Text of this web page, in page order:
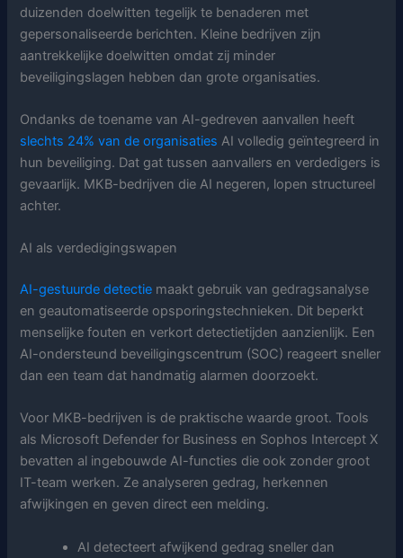
duizenden doelwitten tegelijk te benaderen met
gepersonaliseerde berichten. Kleine bedrijven zijn
aantrekkelijke doelwitten omdat zij minder
beveiligingslagen hebben dan grote organisaties.
Ondanks de toename van AI-gedreven aanvallen heeft
slechts 24% van de organisaties AI volledig geïntegreerd in
hun beveiliging. Dat gat tussen aanvallers en verdedigers is
gevaarlijk. MKB-bedrijven die AI negeren, lopen structureel
achter.
AI als verdedigingswapen
AI-gestuurde detectie maakt gebruik van gedragsanalyse
en geautomatiseerde opsporingstechnieken. Dit beperkt
menselijke fouten en verkort detectietijden aanzienlijk. Een
AI-ondersteund beveiligingscentrum (SOC) reageert sneller
dan een team dat handmatig alarmen doorzoekt.
Voor MKB-bedrijven is de praktische waarde groot. Tools
als Microsoft Defender for Business en Sophos Intercept X
bevatten al ingebouwde AI-functies die ook zonder groot
IT-team werken. Ze analyseren gedrag, herkennen
afwijkingen en geven direct een melding.
AI detecteert afwijkend gedrag sneller dan